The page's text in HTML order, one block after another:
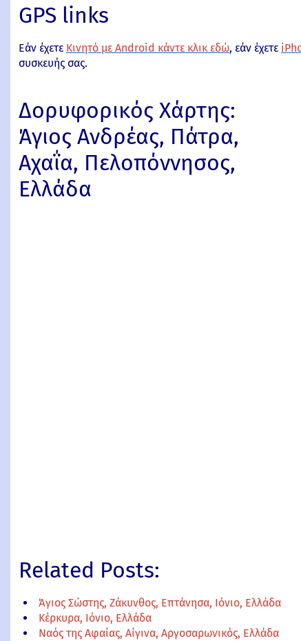
GPS links
Εάν έχετε Κινητό με Android κάντε κλικ εδώ, εάν έχετε
συσκευής σας.
Δορυφορικός Χάρτης:
Άγιος Ανδρέας, Πάτρα,
Αχαΐα, Πελοπόννησος,
Ελλάδα
Related Posts:
Άγιος Σώστης, Ζάκυνθος, Επτάνησα, Ιόνιο, Ελλάδα
Κέρκυρα, Ιόνιο, Ελλάδα
Ναός της Αφαίας, Αίγινα, Αργοσαρωνικός, Ελλάδα